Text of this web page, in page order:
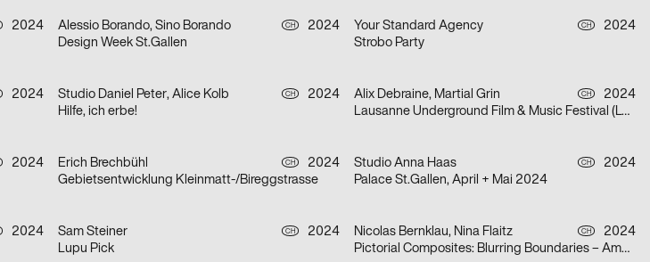
2024
Alessio Borando, Sino Borando CH
2024
Design Week St.Gallen
Your Standard Agency CH
2024
Strobo Party
2024
Studio Daniel Peter, Alice Kolb CH
2024
Hilfe, ich erbe!
Alix Debraine, Martial Grin CH
2024
Lausanne Underground Film & Music Festival (LUFF) 2024
2024
Erich Brechbühl CH
2024
Gebietsentwicklung Kleinmatt-/Bireggstrasse
Studio Anna Haas CH
2024
Palace St.Gallen, April + Mai 2024
2024
Sam Steiner CH
2024
Lupu Pick
Nicolas Bernklau, Nina Flaitz CH
2024
Pictorial Composites: Blurring Boundaries – Ambiguous Realities